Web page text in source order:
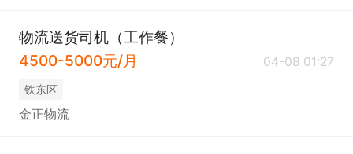
物流送货司机（工作餐）
4500-5000元/月
04-08 01:27
铁东区
金正物流